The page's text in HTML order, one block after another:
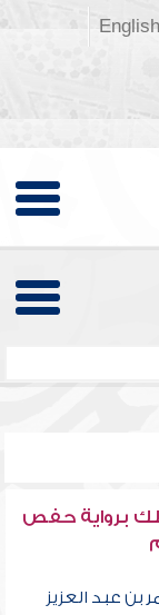
English
برواية حفص
بن عبد العزيز